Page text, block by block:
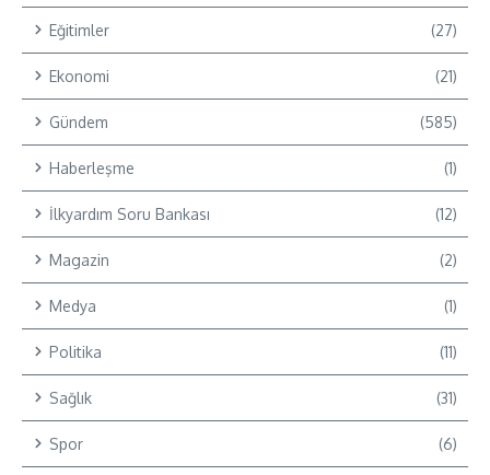
Eğitimler (27)
Ekonomi (21)
Gündem (585)
Haberleşme (1)
İlkyardım Soru Bankası (12)
Magazin (2)
Medya (1)
Politika (11)
Sağlık (31)
Spor (6)